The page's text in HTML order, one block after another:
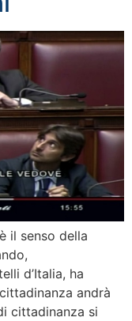
il senso della
d’Italia, ha
andrà
cittadinanza si